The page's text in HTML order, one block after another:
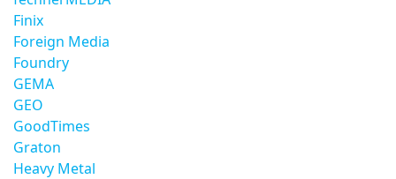
Finix
Foreign Media
Foundry
GEMA
GEO
GoodTimes
Graton
Heavy Metal